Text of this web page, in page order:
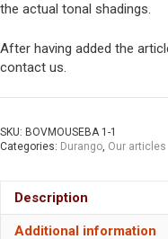
the actual tonal shadings.
After having added the
contact us.
SKU: BOVMOUSEBA 1-1
Categories: Durango, Our articles
Description
Additional information